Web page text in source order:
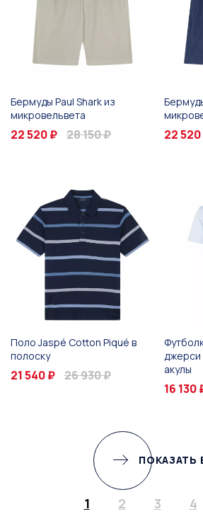
Бермуды Paul Shark из
микровельвета
22 520 ₽ 28 150 ₽ 22
Поло Jaspé Cotton Piqué в
полоску
21 540 ₽ 26 930 ₽
джерси
акулы
16 130
ПОКАЗАТЬ
1 2 3 4